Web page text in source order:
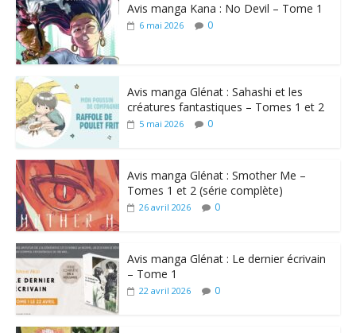
Avis manga Kana : No Devil – Tome 1
6 mai 2026 0
Avis manga Glénat : Sahashi et les
créatures fantastiques – Tomes 1 et 2
5 mai 2026 0
Avis manga Glénat : Smother Me –
Tomes 1 et 2 (série complète)
26 avril 2026 0
Avis manga Glénat : Le dernier écrivain
– Tome 1
22 avril 2026 0